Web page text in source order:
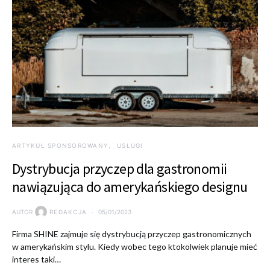
ARTYKUŁ SPONSOROWANY USŁUGI
Dystrybucja przyczep dla gastronomii
nawiązująca do amerykańskiego designu
AUTOR REDAKCJA 05/01/2023
Firma SHINE zajmuje się dystrybucją przyczep gastronomicznych
w amerykańskim stylu. Kiedy wobec tego ktokolwiek planuje mieć
interes taki…